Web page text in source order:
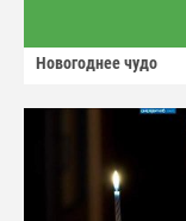
Новогоднее чудо